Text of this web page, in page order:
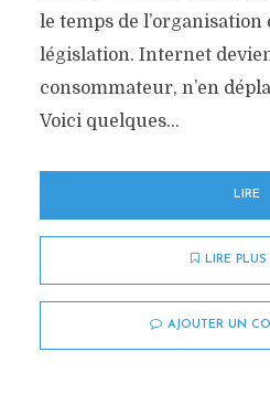
le temps de l’organisation
législation. Internet
consommateur, n’en
Voici quelques...
LIRE
LIRE PLUS
AJOUTER UN